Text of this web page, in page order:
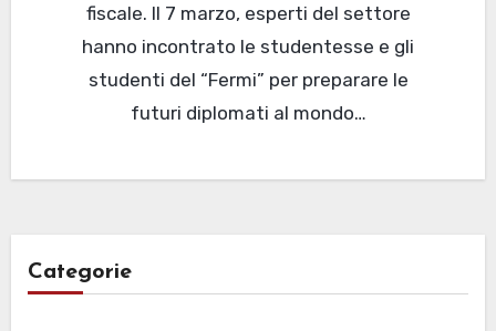
fiscale. Il 7 marzo, esperti del settore
hanno incontrato le studentesse e gli
studenti del “Fermi” per preparare le
futuri diplomati al mondo…
Categorie